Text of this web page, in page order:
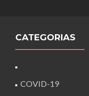
CATEGORIAS
COVID-19